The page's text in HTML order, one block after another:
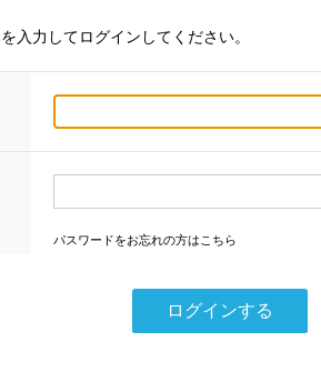
入力してログインしてください。
パスワードをお忘れの方はこちら